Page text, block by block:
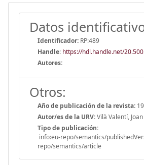
Datos
Identificador: RP:489
Handle: https://hdl.handle.net/
Autores:
Otros:
Año de publicación de la revista:
Autor/es de la URV:Vilà Valentí, Joan
Tipo de publicación:
info:eu-repo/semantics/
repo/semantics/article